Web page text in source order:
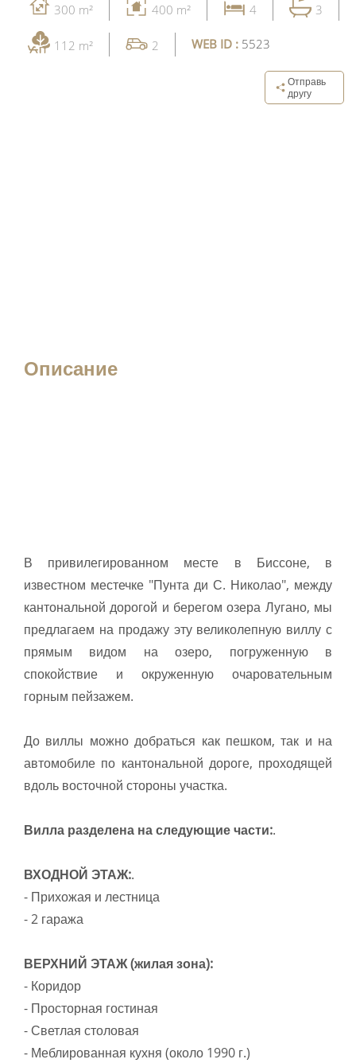
300 m² 400 m² 4 3
112 m² 2 WEB ID : 5523
Отправь
другу
Описание
В привилегированном месте в Биссоне, в
известном местечке "Пунта ди С. Николао", между
кантональной дорогой и берегом озера Лугано, мы
предлагаем на продажу эту великолепную виллу с
прямым видом на озеро, погруженную в
спокойствие и окруженную очаровательным
горным пейзажем.
До виллы можно добраться как пешком, так и на
автомобиле по кантональной дороге, проходящей
вдоль восточной стороны участка.
Вилла разделена на следующие части:.
ВХОДНОЙ ЭТАЖ:.
- Прихожая и лестница
- 2 гаража
ВЕРХНИЙ ЭТАЖ (жилая зона):
- Коридор
- Просторная гостиная
- Светлая столовая
- Меблированная кухня (около 1990 г.)